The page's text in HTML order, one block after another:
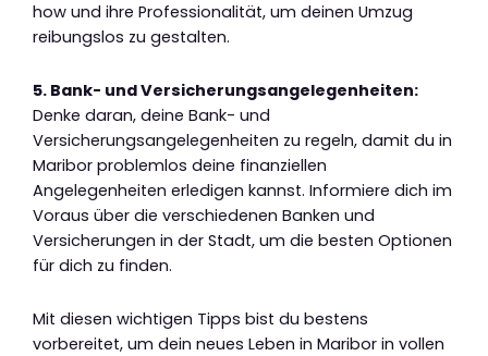
how und ihre Professionalität, um deinen Umzug
reibungslos zu gestalten.
5. Bank- und Versicherungsangelegenheiten:
Denke daran, deine Bank- und
Versicherungsangelegenheiten zu regeln, damit du in
Maribor problemlos deine finanziellen
Angelegenheiten erledigen kannst. Informiere dich im
Voraus über die verschiedenen Banken und
Versicherungen in der Stadt, um die besten Optionen
für dich zu finden.
Mit diesen wichtigen Tipps bist du bestens
vorbereitet, um dein neues Leben in Maribor in vollen